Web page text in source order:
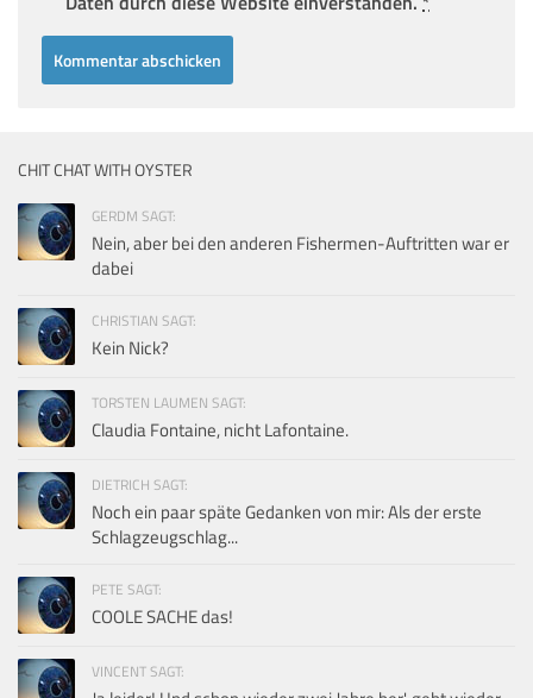
CHIT CHAT WITH OYSTER
GERDM SAGT:
Nein, aber bei den anderen Fishermen-Auftritten war er
dabei
CHRISTIAN SAGT:
Kein Nick?
TORSTEN LAUMEN SAGT:
Claudia Fontaine, nicht Lafontaine.
DIETRICH SAGT:
Noch ein paar späte Gedanken von mir: Als der erste
Schlagzeugschlag...
PETE SAGT:
COOLE SACHE das!
VINCENT SAGT: